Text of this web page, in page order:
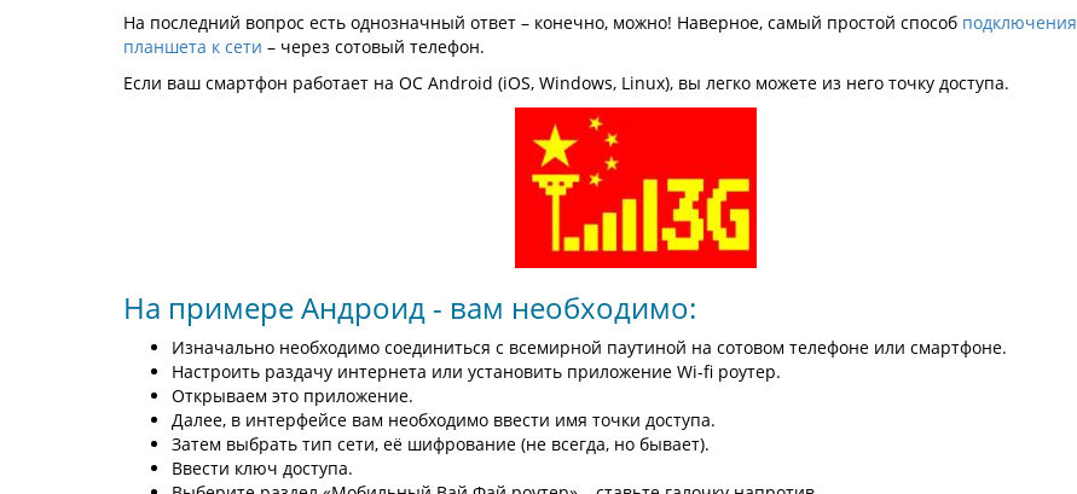
На последний вопрос есть однозначный ответ – конечно, можно! Наверное, самый простой способ подключения
планшета к сети – через сотовый телефон.
Если ваш смартфон работает на ОС Android (iOS, Windows, Linux), вы легко можете из него точку доступа.
На примере Андроид - вам необходимо:
Изначально необходимо соединиться с всемирной паутиной на сотовом телефоне или смартфоне.
Настроить раздачу интернета или установить приложение Wi-fi роутер.
Открываем это приложение.
Далее, в интерфейсе вам необходимо ввести имя точки доступа.
Затем выбрать тип сети, её шифрование (не всегда, но бывает).
Ввести ключ доступа.